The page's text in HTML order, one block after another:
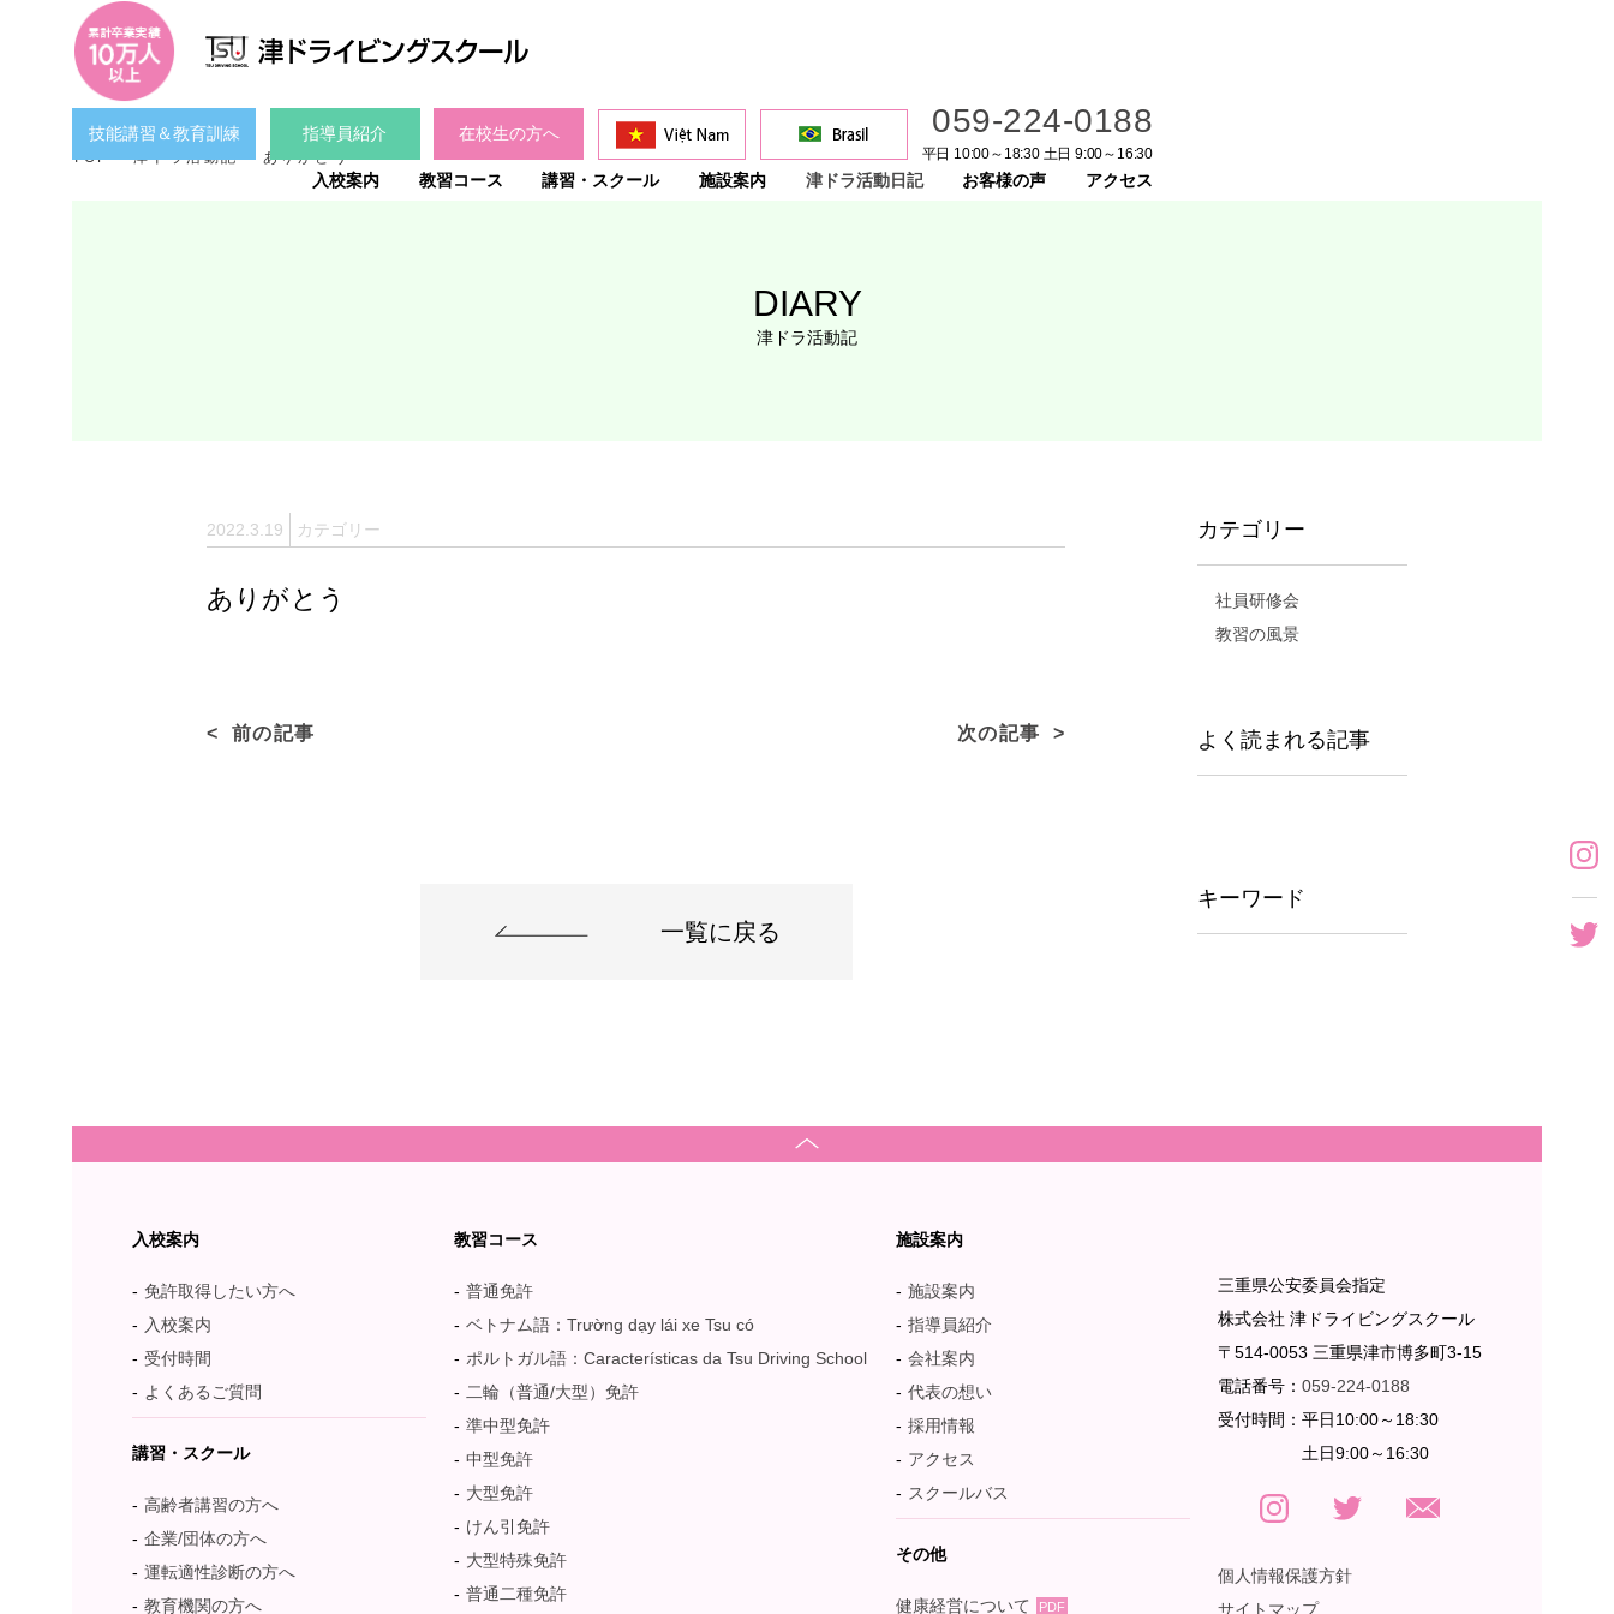
技能講習＆教育訓練 指導員紹介 在校生の方へ 059-224-0188
平日 10:00～18:30 土日 9:00～16:30
入校案内 教習コース 講習・スクール 施設案内 津ドラ活動日記 お客様の声 アクセス
TOP 津ドラ活動記 ありがとう
DIARY
津ドラ活動記
2022.3.19 カテゴリー
ありがとう
前の記事 次の記事
一覧に戻る
カテゴリー
社員研修会
教習の風景
よく読まれる記事
キーワード
入校案内
免許取得したい方へ
入校案内
受付時間
よくあるご質問
講習・スクール
高齢者講習の方へ
企業/団体の方へ
運転適性診断の方へ
教育機関の方へ
教習コース
普通免許
ベトナム語：Trường dạy lái xe Tsu có
ポルトガル語：Características da Tsu Driving School
二輪（普通/大型）免許
準中型免許
中型免許
大型免許
けん引免許
大型特殊免許
普通二種免許
施設案内
施設案内
指導員紹介
会社案内
代表の想い
採用情報
アクセス
スクールバス
その他
健康経営について PDF
三重県公安委員会指定
株式会社 津ドライビングスクール
〒514-0053 三重県津市博多町3-15
電話番号： 059-224-0188
受付時間： 平日10:00～18:30
土日9:00～16:30
個人情報保護方針
サイトマップ